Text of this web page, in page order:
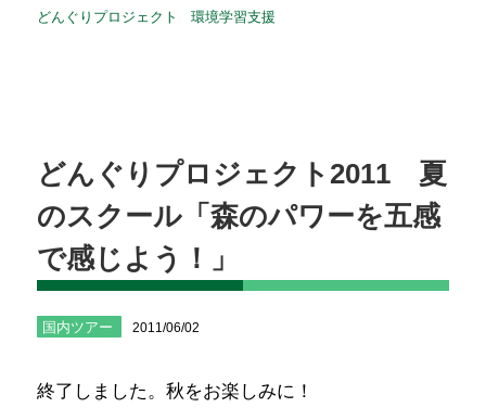
どんぐりプロジェクト 環境学習支援
どんぐりプロジェクト2011 夏
のスクール「森のパワーを五感
で感じよう！」
国内ツアー 2011/06/02
終了しました。秋をお楽しみに！